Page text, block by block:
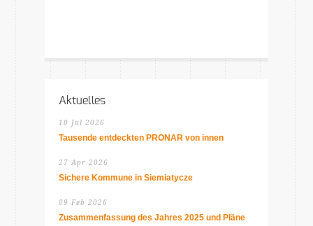
Aktuelles
10 Jul 2026
Tausende entdeckten PRONAR von innen
27 Apr 2026
Sichere Kommune in Siemiatycze
09 Feb 2026
Zusammenfassung des Jahres 2025 und Pläne